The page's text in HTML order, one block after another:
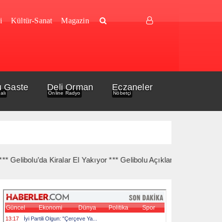
Kültür-Sanat Magazin
Gaste Deli Orman
Online Radyo
Eczaneler
Nöbetçi
Kiralar El Yakıyor *** Gelibolu Açıklarında Gemi